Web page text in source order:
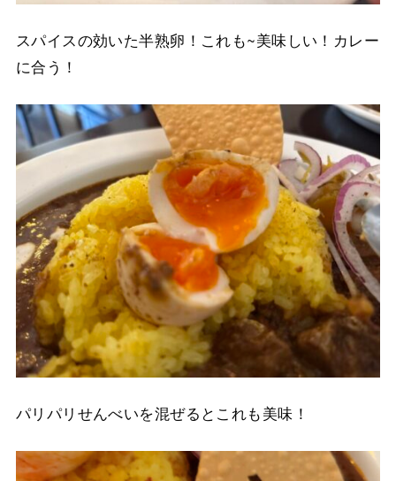
スパイスの効いた半熟卵！これも~美味しい！カレー
に合う！
パリパリせんべいを混ぜるとこれも美味！